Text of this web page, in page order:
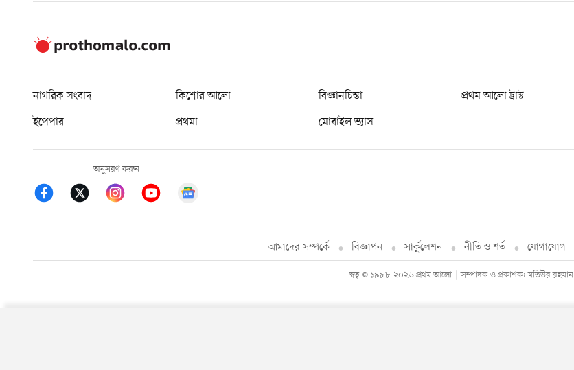
নাগরিক সংবাদ কিশোর আলো বিজ্ঞানচিন্তা প্রথম আলো ট্রাস্ট
ইপেপার
প্রথমা মোবাইল ভ্যাস
অনুসরণ করুন
আমাদের সম্পর্কে বিজ্ঞাপন সার্কুলেশন নীতি ও শর্ত যোগাযোগ
স্বত্ব © ১৯৯৮-২০২৬ প্রথম আলো সম্পাদক ও প্রকাশক: মতিউর রহমান